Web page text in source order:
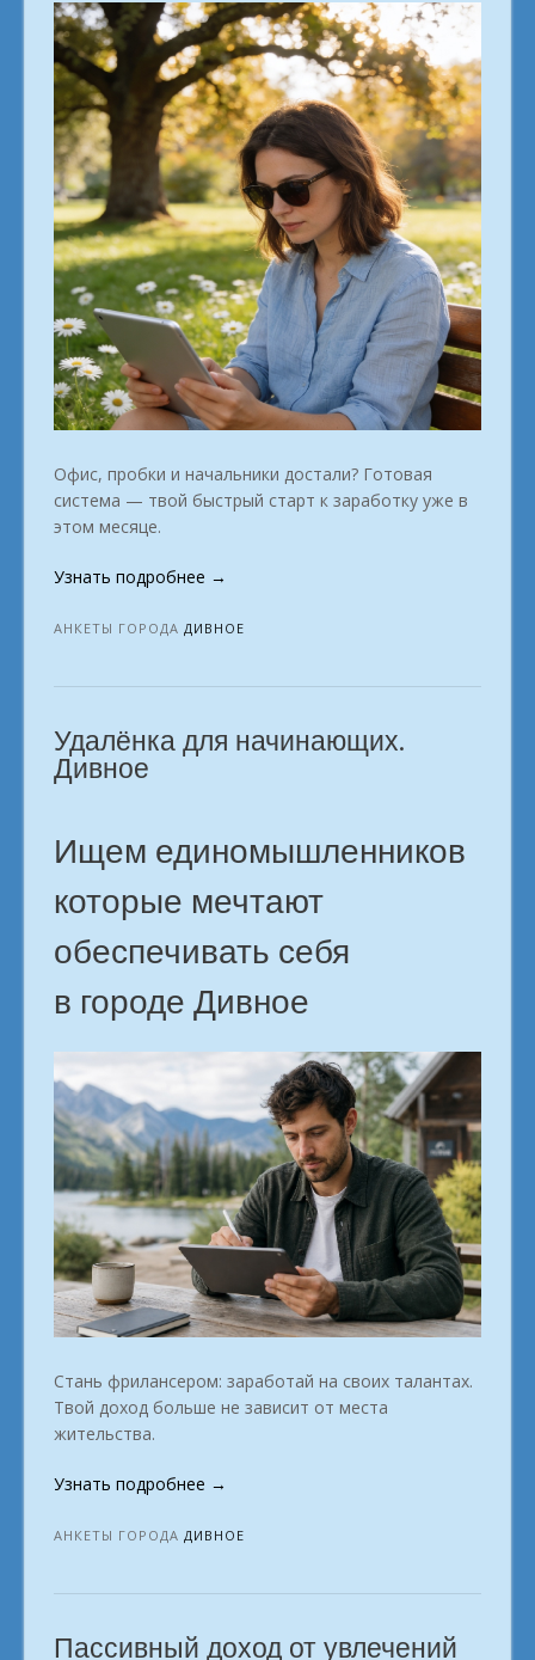
Офис, пробки и начальники достали? Готовая
система — твой быстрый старт к заработку уже в
этом месяце.
Узнать подробнее «Начни
Время
дохода
дому.
→
АНКЕТЫ ГОРОДА ДИВНОЕ
Удалёнка для начинающих.
Дивное
Ищем единомышленников
которые мечтают
обеспечивать себя
в городе Дивное
Стань фрилансером: заработай на своих талантах.
Твой доход больше не зависит от места
жительства.
Узнать подробнее «Удалёнка
начинающих.
→
АНКЕТЫ ГОРОДА ДИВНОЕ
Пассивный доход от увлечений